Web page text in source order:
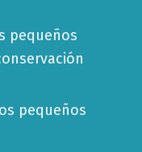
pequeños
pequeños